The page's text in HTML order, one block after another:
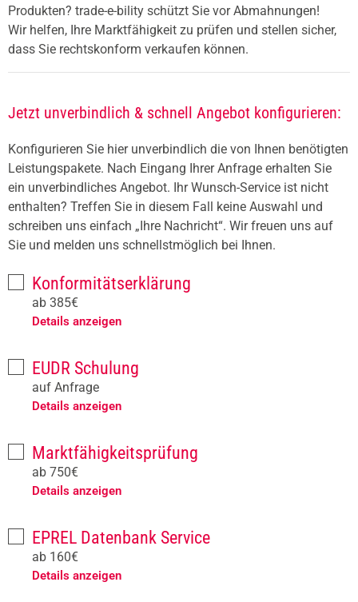
Produkten? trade-e-bility schützt Sie vor Abmahnungen!
Wir helfen, Ihre Marktfähigkeit zu prüfen und stellen sicher,
dass Sie rechtskonform verkaufen können.
Jetzt unverbindlich & schnell Angebot konfigurieren:
Konfigurieren Sie hier unverbindlich die von Ihnen benötigten
Leistungspakete. Nach Eingang Ihrer Anfrage erhalten Sie
ein unverbindliches Angebot. Ihr Wunsch-Service ist nicht
enthalten? Treffen Sie in diesem Fall keine Auswahl und
schreiben uns einfach „Ihre Nachricht“. Wir freuen uns auf
Sie und melden uns schnellstmöglich bei Ihnen.
Konformitätserklärung
ab 385€
Details anzeigen
EUDR Schulung
auf Anfrage
Details anzeigen
Marktfähigkeitsprüfung
ab 750€
Details anzeigen
EPREL Datenbank Service
ab 160€
Details anzeigen